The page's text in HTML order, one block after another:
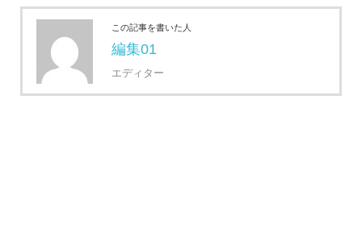
この記事を書いた人
編集01
エディター